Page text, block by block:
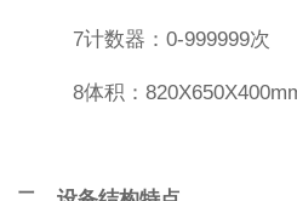
7计数器：0-999999次
8体积：